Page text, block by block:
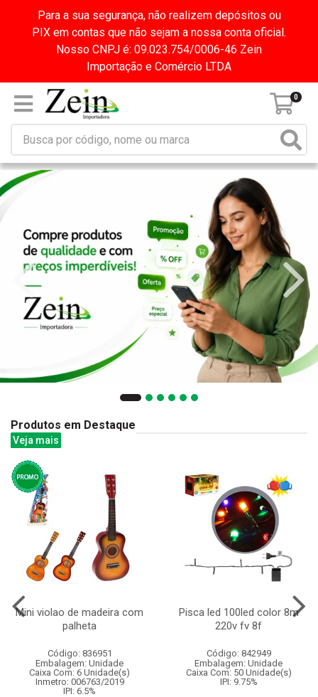
Para a sua segurança, não realizem depósitos ou
PIX em contas que não sejam a nossa conta oficial.
Nosso CNPJ é: 09.023.754/0006-46 Zein
Importação e Comércio LTDA
0
Produtos em Destaque
Veja mais
Mini violao de madeira com
palheta
Código: 836951
Embalagem: Unidade
Caixa Com: 6 Unidade(s)
Inmetro: 006763/2019
IPI: 6.5%
Pisca led 100led color 8m
220v fv 8f
Código: 842949
Embalagem: Unidade
Caixa Com: 50 Unidade(s)
IPI: 9.75%